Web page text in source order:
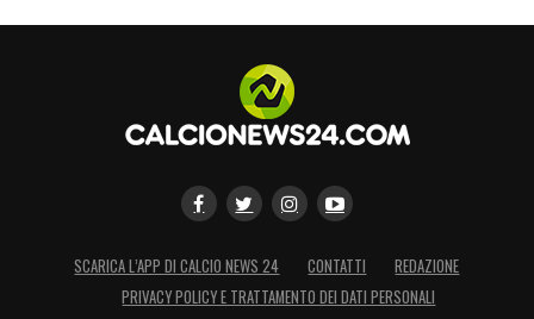
SCARICA L’APP DI CALCIO NEWS 24 CONTATTI
REDAZIONE
PRIVACY POLICY E TRATTAMENTO DEI DATI PERSONALI